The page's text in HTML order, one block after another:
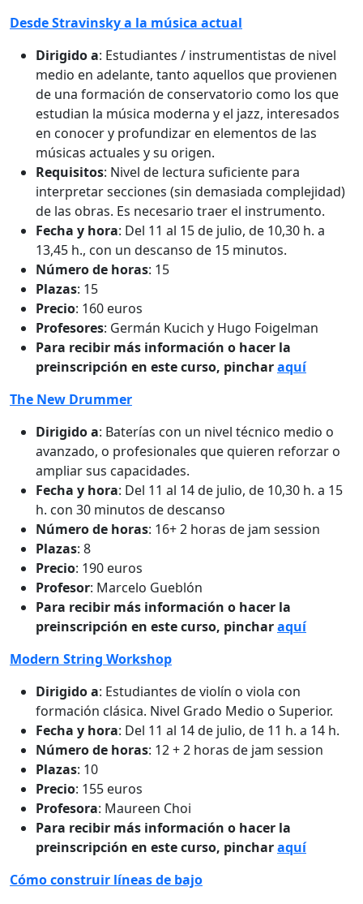
Desde Stravinsky a la música actual
Dirigido a: Estudiantes / instrumentistas de nivel
medio en adelante, tanto aquellos que provienen
de una formación de conservatorio como los que
estudian la música moderna y el jazz, interesados
en conocer y profundizar en elementos de las
músicas actuales y su origen.
Requisitos: Nivel de lectura suficiente para
interpretar secciones (sin demasiada complejidad)
de las obras. Es necesario traer el instrumento.
Fecha y hora: Del 11 al 15 de julio, de 10,30 h. a
13,45 h., con un descanso de 15 minutos.
Número de horas: 15
Plazas: 15
Precio: 160 euros
Profesores: Germán Kucich y Hugo Foigelman
Para recibir más información o hacer la
preinscripción en este curso, pincharaquí
The New Drummer
Dirigido a: Baterías con un nivel técnico medio o
avanzado, o profesionales que quieren reforzar o
ampliar sus capacidades.
Fecha y hora: Del 11 al 14 de julio, de 10,30 h. a 15
h. con 30 minutos de descanso
Número de horas: 16+ 2 horas de jam session
Plazas: 8
Precio: 190 euros
Profesor: Marcelo Gueblón
Para recibir más información o hacer la
preinscripción en este curso, pincharaquí
Modern String Workshop
Dirigido a: Estudiantes de violín o viola con
formación clásica. Nivel Grado Medio o Superior.
Fecha y hora: Del 11 al 14 de julio, de 11 h. a 14 h.
Número de horas: 12 + 2 horas de jam session
Plazas: 10
Precio: 155 euros
Profesora: Maureen Choi
Para recibir más información o hacer la
preinscripción en este curso, pincharaquí
Cómo construir líneas de bajo